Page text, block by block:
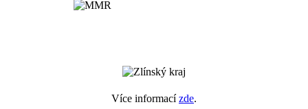
Více informacízde.